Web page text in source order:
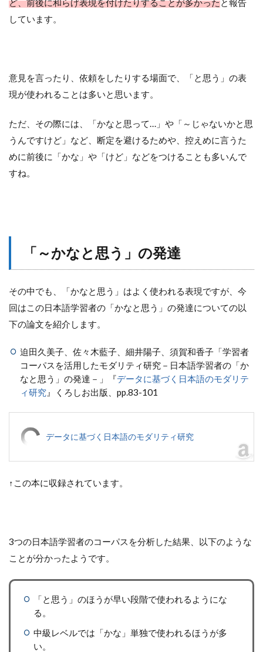
しています。
意見を言ったり、依頼をしたりする場面で、「と思う」の表
現が使われることは多いと思います。
ただ、その際には、「かなと思って…」や「～じゃないかと思
うんですけど」など、断定を避けるためや、控えめに言うた
めに前後に「かな」や「けど」などをつけることも多いんで
すね。
「～かなと思う」の発達
その中でも、「かなと思う」はよく使われる表現ですが、今
回はこの日本語学習者の「かなと思う」の発達についての以
下の論文を紹介します。
迫田久美子、佐々木藍子、細井陽子、須賀和香子「学習者
コーパスを活用したモダリティ研究－日本語学習者の「か
なと思う」の発達－」『データに基づく日本語のモダリテ
ィ研究』くろしお出版、pp.83-101
データに基づく日本語のモダリティ研究
↑この本に収録されています。
3つの日本語学習者のコーパスを分析した結果、以下のような
ことが分かったようです。
「と思う」のほうが早い段階で使われるようにな
る。
中級レベルでは「かな」単独で使われるほうが多
い。